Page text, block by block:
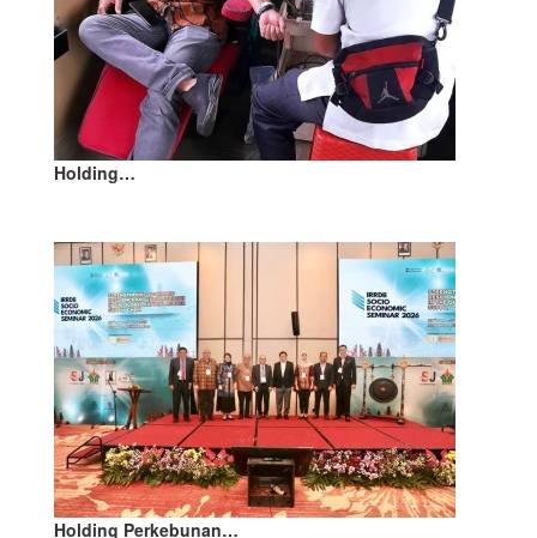
Holding…
Holding Perkebunan…